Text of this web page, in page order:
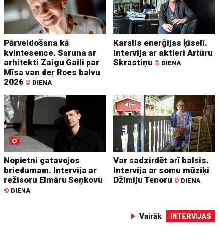
Pārveidošana kā
kvintesence. Saruna ar
arhitekti Zaigu Gaili par
Mīsa van der Roes balvu
2026 © DIENA
Karalis enerģijas ķīselī.
Intervija ar aktieri Artūru
Skrastiņu © DIENA
Nopietni gatavojos
briedumam. Intervija ar
režisoru Elmāru Seņkovu
© DIENA
Var sadzirdēt arī balsis.
Intervija ar somu mūziķi
Džimiju Tenoru © DIENA
Vairāk INTERVIJAS